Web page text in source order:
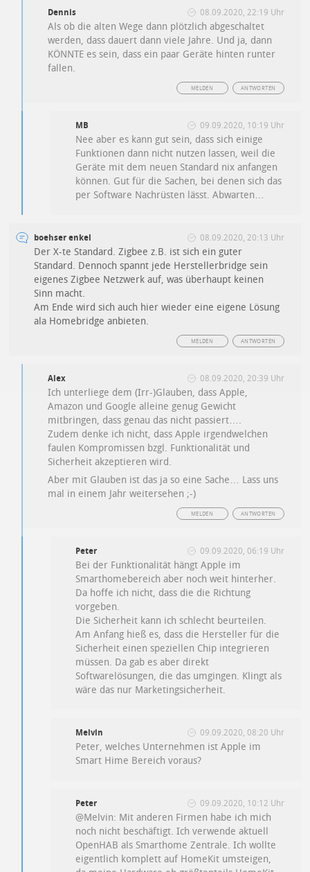
Dennis 08.09.2020, 22:19 Uhr
Als ob die alten Wege dann plötzlich abgeschaltet
werden, dass dauert dann viele Jahre. Und ja, dann
KÖNNTE es sein, dass ein paar Geräte hinten runter
fallen.
ANTWORTEN
MELDEN
MB 09.09.2020, 10:19 Uhr
Nee aber es kann gut sein, dass sich einige
Funktionen dann nicht nutzen lassen, weil die
Geräte mit dem neuen Standard nix anfangen
können. Gut für die Sachen, bei denen sich das
per Software Nachrüsten lässt. Abwarten…
boehser enkel 08.09.2020, 20:13 Uhr
Der X-te Standard. Zigbee z.B. ist sich ein guter
Standard. Dennoch spannt jede Herstellerbridge sein
eigenes Zigbee Netzwerk auf, was überhaupt keinen
Sinn macht.
Am Ende wird sich auch hier wieder eine eigene Lösung
ala Homebridge anbieten.
ANTWORTEN
MELDEN
Alex 08.09.2020, 20:39 Uhr
Ich unterliege dem (Irr-)Glauben, dass Apple,
Amazon und Google alleine genug Gewicht
mitbringen, dass genau das nicht passiert….
Zudem denke ich nicht, dass Apple irgendwelchen
faulen Kompromissen bzgl. Funktionalität und
Sicherheit akzeptieren wird.
Aber mit Glauben ist das ja so eine Sache… Lass uns
mal in einem Jahr weitersehen ;-)
ANTWORTEN
MELDEN
Peter 09.09.2020, 06:19 Uhr
Bei der Funktionalität hängt Apple im
Smarthomebereich aber noch weit hinterher.
Da hoffe ich nicht, dass die die Richtung
vorgeben.
Die Sicherheit kann ich schlecht beurteilen.
Am Anfang hieß es, dass die Hersteller für die
Sicherheit einen speziellen Chip integrieren
müssen. Da gab es aber direkt
Softwarelösungen, die das umgingen. Klingt als
wäre das nur Marketingsicherheit.
Melvin 09.09.2020, 08:20 Uhr
Peter, welches Unternehmen ist Apple im
Smart Hime Bereich voraus?
Peter 09.09.2020, 10:12 Uhr
@Melvin: Mit anderen Firmen habe ich mich
noch nicht beschäftigt. Ich verwende aktuell
OpenHAB als Smarthome Zentrale. Ich wollte
eigentlich komplett auf HomeKit umsteigen,